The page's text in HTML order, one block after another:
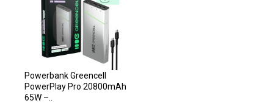
Powerbank Greencell
PowerPlay Pro 20800mAh
65W –..